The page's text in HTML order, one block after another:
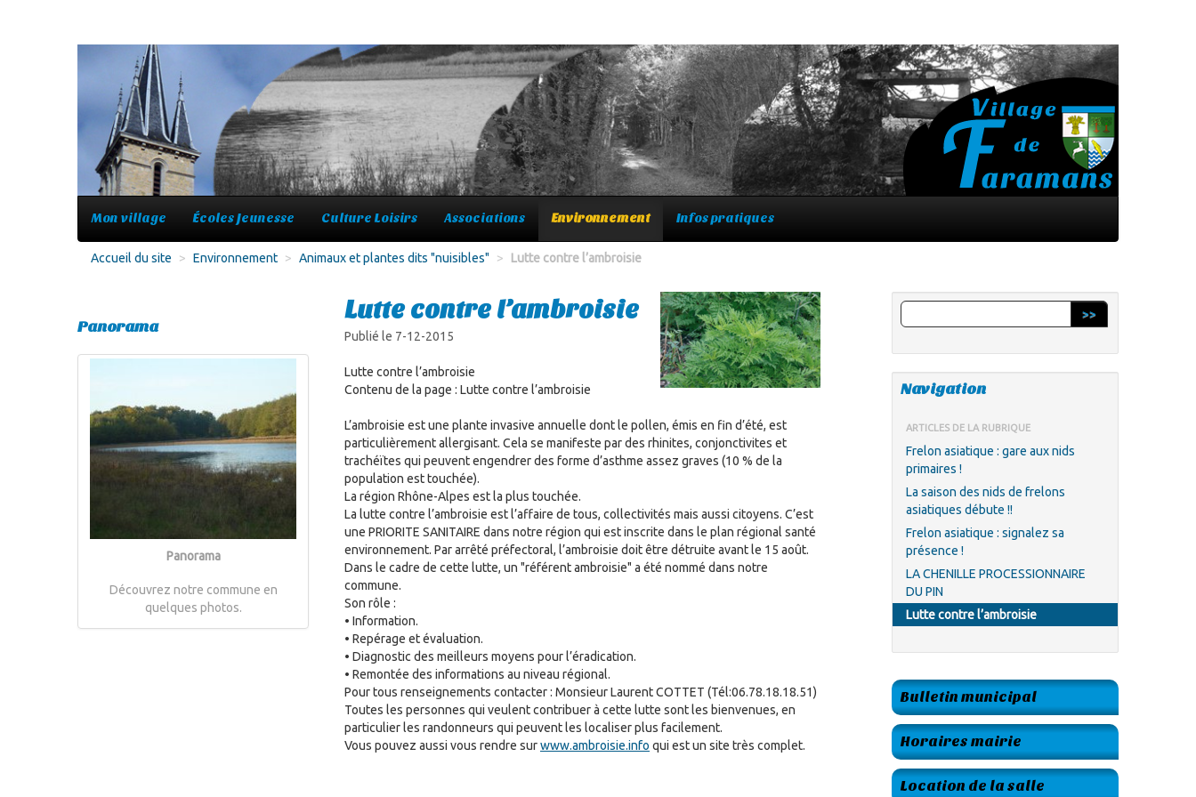
Mon village Écoles Jeunesse Culture Loisirs Associations Environnement Infos pratiques
Accueil du site > Environnement > Animaux et plantes dits "nuisibles" > Lutte contre l’ambroisie
Lutte contre l’ambroisie
Publié le 7-12-2015
Lutte contre l’ambroisie
Contenu de la page : Lutte contre l’ambroisie
L’ambroisie est une plante invasive annuelle dont le pollen, émis en fin d’été, est
particulièrement allergisant. Cela se manifeste par des rhinites, conjonctivites et
trachéïtes qui peuvent engendrer des forme d’asthme assez graves (10 % de la
population est touchée).
La région Rhône-Alpes est la plus touchée.
La lutte contre l’ambroisie est l’affaire de tous, collectivités mais aussi citoyens. C’est
une PRIORITE SANITAIRE dans notre région qui est inscrite dans le plan régional santé
environnement. Par arrêté préfectoral, l’ambroisie doit être détruite avant le 15 août.
Dans le cadre de cette lutte, un "référent ambroisie" a été nommé dans notre
commune.
Son rôle :
• Information.
• Repérage et évaluation.
• Diagnostic des meilleurs moyens pour l’éradication.
• Remontée des informations au niveau régional.
Pour tous renseignements contacter : Monsieur Laurent COTTET (Tél:06.78.18.18.51)
Toutes les personnes qui veulent contribuer à cette lutte sont les bienvenues, en
particulier les randonneurs qui peuvent les localiser plus facilement.
Vous pouvez aussi vous rendre surwww.ambroisie.info qui est un site très complet.
>>
Navigation
ARTICLES DE LA RUBRIQUE
Frelon asiatique : gare aux nids
primaires !
La saison des nids de frelons
asiatiques débute !!
Frelon asiatique : signalez sa
présence !
LA CHENILLE PROCESSIONNAIRE
DU PIN
Lutte contre l’ambroisie
Bulletin municipal
Horaires mairie
Location de la salle
Panorama
Panorama
Découvrez notre commune en
quelques photos.